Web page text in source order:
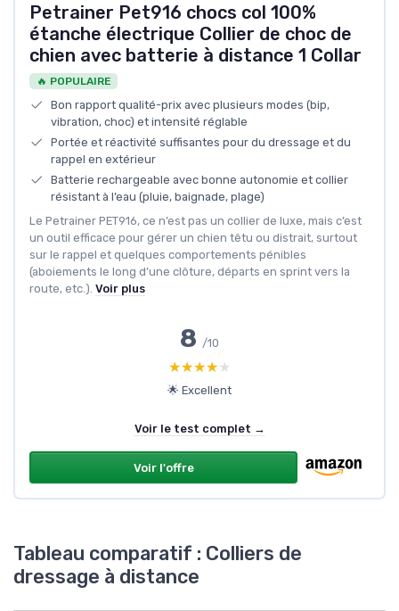
Petrainer Pet916 chocs col 100%
étanche électrique Collier de choc de
chien avec batterie à distance 1 Collar
🔥 POPULAIRE
Bon rapport qualité-prix avec plusieurs modes (bip,
vibration, choc) et intensité réglable
Portée et réactivité suffisantes pour du dressage et du
rappel en extérieur
Batterie rechargeable avec bonne autonomie et collier
résistant à l’eau (pluie, baignade, plage)
Le Petrainer PET916, ce n’est pas un collier de luxe, mais c’est
un outil efficace pour gérer un chien têtu ou distrait, surtout
sur le rappel et quelques comportements pénibles
(aboiements le long d’une clôture, départs en sprint vers la
route, etc.). Voir plus
8 /10
★★★★★
★★★★★
🌟 Excellent
Voir le test complet →
Voir l'offre
Tableau comparatif : Colliers de
dressage à distance